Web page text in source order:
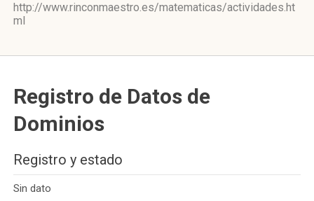
http://www.rinconmaestro.es/matematicas/actividades.ht
ml
Registro de Datos de
Dominios
Registro y estado
Sin dato